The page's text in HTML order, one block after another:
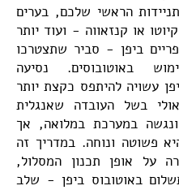
הראשי שלכם, בערים
או קנזאווה - ועוד יותר
ביפן - סביר שתצטרכו
באוטובוסים. נסיעה
עשויה להיתפס כקצת יותר
בשל העובדה שאנגלית
במערכת במלואה, אך
פשוטה ונוחה. במדריך זה
על אופן תכנון המסלול,
באוטובוס ביפן - שלב